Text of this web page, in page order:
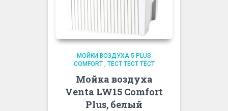
МОЙКИ ВОЗДУХА 5 PLUS
COMFORT, ТЕСТ ТЕСТ ТЕСТ
Мойка воздуха
Venta LW15 Comfort
Plus, белый